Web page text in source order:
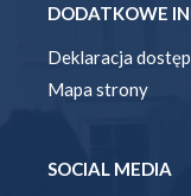
DODATKOWE
Deklaracja
Mapa strony
SOCIAL MEDIA